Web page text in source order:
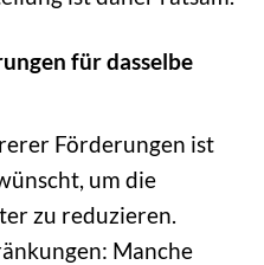
für dasselbe
Förderungen ist
um die
zu reduzieren.
Manche